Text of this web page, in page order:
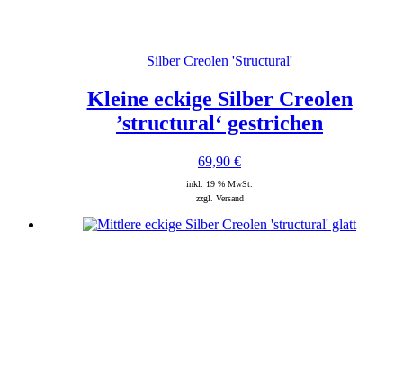
Silber Creolen 'Structural'
Kleine eckige Silber Creolen
’structural‘ gestrichen
69,90 €
inkl. 19 % MwSt.
zzgl. Versand